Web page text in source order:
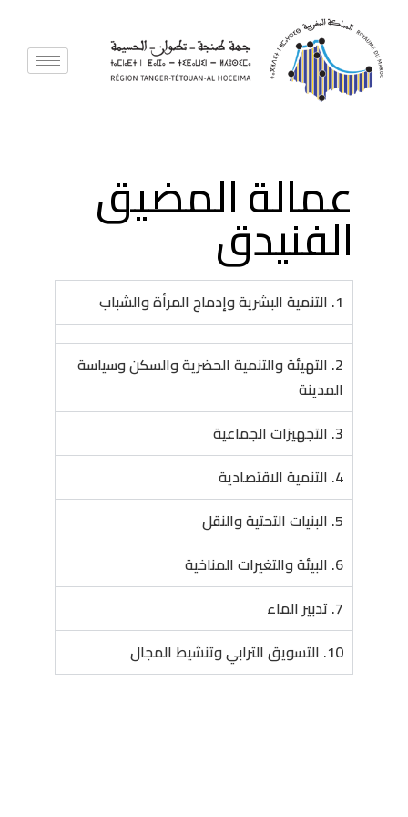
عمالة المضيق
الفنيدق
1. التنمية البشرية وإدماج المرأة والشباب
2. التهيئة والتنمية الحضرية والسكن وسياسة
المدينة
3. التجهيزات الجماعية
4. التنمية الاقتصادية
5. البنيات التحتية والنقل
6. البيئة والتغيرات المناخية
7. تدبير الماء
10. التسويق الترابي وتنشيط المجال